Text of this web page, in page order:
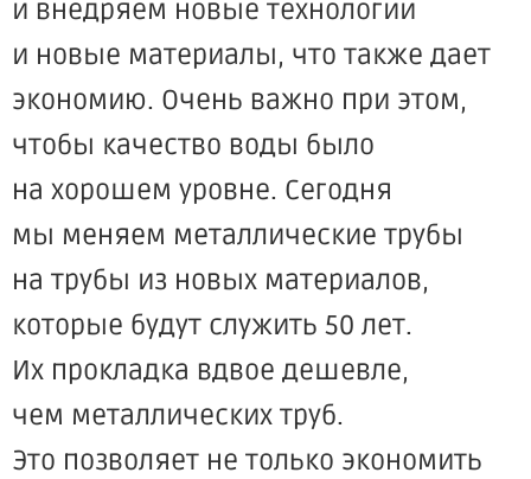
и внедряем новые технологии
и новые материалы, что также дает
экономию. Очень важно при этом,
чтобы качество воды было
на хорошем уровне. Сегодня
мы меняем металлические трубы
на трубы из новых материалов,
которые будут служить 50 лет.
Их прокладка вдвое дешевле,
чем металлических труб.
Это позволяет не только экономить